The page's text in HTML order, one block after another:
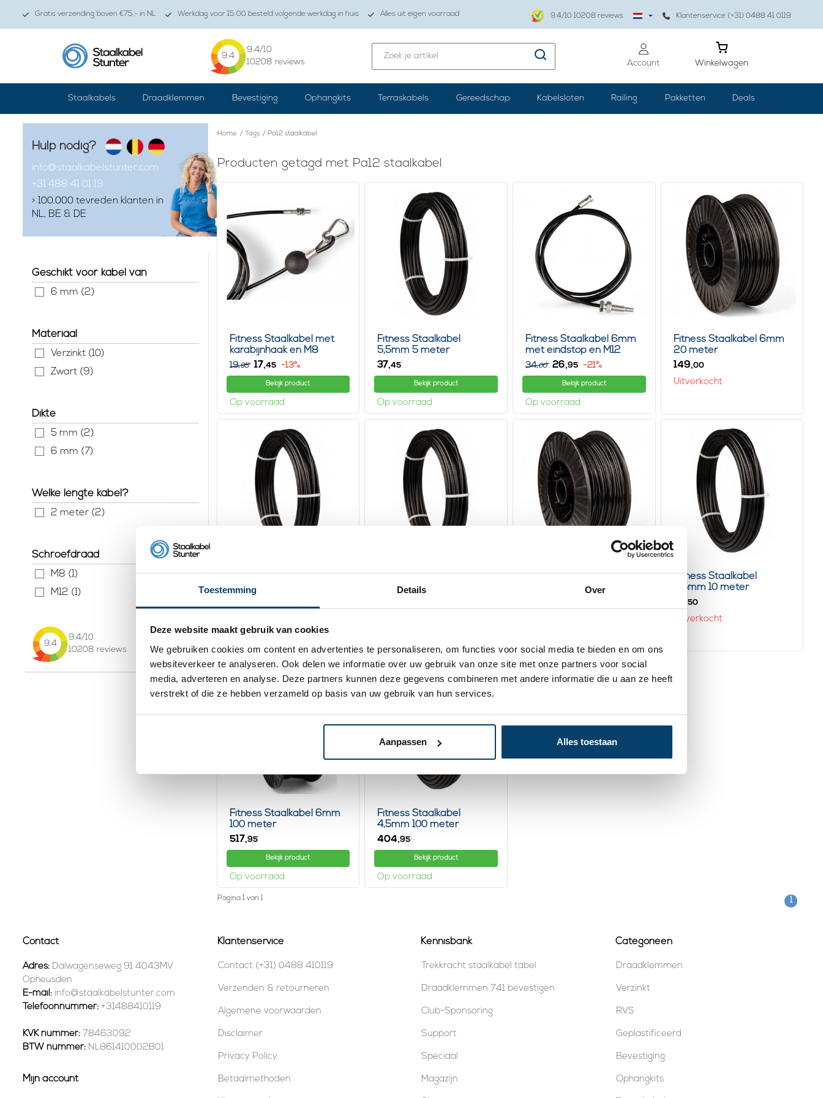
Toestemming Details Over
Deze website maakt gebruik van cookies
We gebruiken cookies om content en advertenties te personaliseren, om functies voor social media te bieden en om ons
websiteverkeer te analyseren. Ook delen we informatie over uw gebruik van onze site met onze partners voor social
media, adverteren en analyse. Deze partners kunnen deze gegevens combineren met andere informatie die u aan ze heeft
verstrekt of die ze hebben verzameld op basis van uw gebruik van hun services.
Aanpassen Alles toestaan
Gratis verzending boven €75,- in NL Werkdag voor 15:00 besteld volgende werkdag in huis Alles uit eigen voorraad 9.4/10 10208 reviews Klantenservice (+31) 0488 41 0119
9.4
9.4/10
10208 reviews Account Winkelwagen
Staalkabels Draadklemmen Bevestiging Ophangkits Terraskabels Gereedschap Kabelsloten Railing Pakketten Deals
Hulp nodig?
info@staalkabelstunter.com
+31 488 41 01 19
> 100.000 tevreden klanten in
NL, BE & DE
Geschikt voor kabel van
6 mm (2)
Materiaal
Verzinkt (10)
Zwart (9)
Dikte
5 mm (2)
6 mm (7)
Welke lengte kabel?
2 meter (2)
Schroefdraad
M8 (1)
M12 (1)
9.4
9.4/10
10208 reviews
Home / Tags / Pa12 staalkabel
Producten getagd met Pa12 staalkabel
Fitness Staalkabel met
karabijnhaak en M8
19,95 17,45 -13%
Bekijk product
Op voorraad
Fitness Staalkabel
5,5mm 5 meter
37,45
Bekijk product
Op voorraad
Fitness Staalkabel 6mm
met eindstop en M12
34,00 26,95 -21%
Bekijk product
Op voorraad
Fitness Staalkabel 6mm
20 meter
149,00
Uitverkocht
Fitness Staalkabel
4,5mm 20 meter
Fitness Staalkabel
5,5mm 20 meter
Fitness Staalkabel
5,5mm 100 meter
Fitness Staalkabel
5,5mm 10 meter
67,50
Uitverkocht
Fitness Staalkabel 6mm
100 meter
517,95
Bekijk product
Op voorraad
Fitness Staalkabel
4,5mm 100 meter
404,95
Bekijk product
Op voorraad
Pagina 1 van 1 1
Contact
Adres: Dalwagenseweg 91 4043MV
Opheusden
E-mail: info@staalkabelstunter.com
Telefoonnummer: +31488410119
KVK nummer: 78463092
BTW nummer: NL861410002B01
Mijn account
Klantenservice
Contact (+31) 0488 410119
Verzenden & retourneren
Algemene voorwaarden
Disclaimer
Privacy Policy
Betaalmethoden
Kennisbank
Trekkracht staalkabel tabel
Draadklemmen 741 bevestigen
Club-Sponsoring
Support
Speciaal
Magazijn
Categorieën
Draadklemmen
Verzinkt
RVS
Geplastificeerd
Bevestiging
Ophangkits